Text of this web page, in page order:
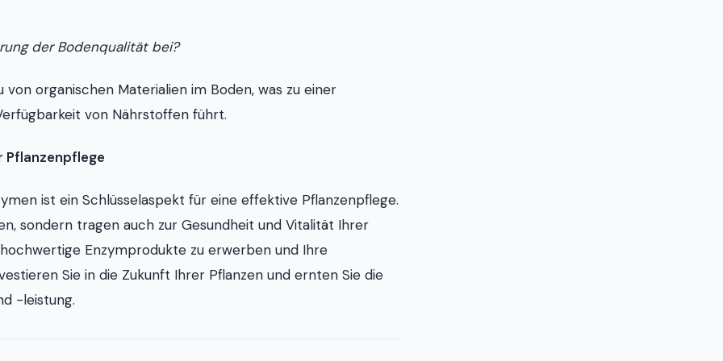
der Bodenqualität bei?
organischen Materialien im Boden, was zu einer
von Nährstoffen führt.
Pflanzenpflege
ist ein Schlüsselaspekt für eine effektive Pflanzenpflege.
sondern tragen auch zur Gesundheit und Vitalität Ihrer
Enzymprodukte zu erwerben und Ihre
Sie in die Zukunft Ihrer Pflanzen und ernten Sie die
-leistung.